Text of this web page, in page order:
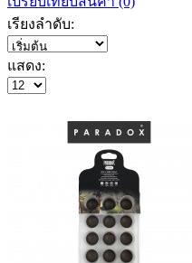
เรียงลำดับ:
แสดง: